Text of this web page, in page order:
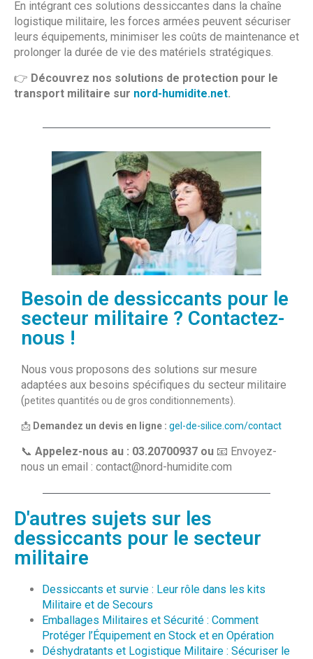
En intégrant ces solutions dessiccantes dans la chaîne
logistique militaire, les forces armées peuvent sécuriser
leurs équipements, minimiser les coûts de maintenance et
prolonger la durée de vie des matériels stratégiques.
👉 Découvrez nos solutions de protection pour le
transport militaire sur nord-humidite.net.
Besoin de dessiccants pour le
secteur militaire ? Contactez-
nous !​
Nous vous proposons des solutions sur mesure
adaptées aux besoins spécifiques du secteur militaire
(petites quantités ou de gros conditionnements)
📩 Demandez un devis en ligne : gel-de-silice.com/contact
📞 Appelez-nous au : 03.20700937 ou 📧 Envoyez-
nous un email : contact@nord-humidite.com
D'autres sujets sur les
dessiccants pour le secteur
militaire
Dessiccants et survie : Leur rôle dans les kits
Militaire et de Secours
Emballages Militaires et Sécurité : Comment
Protéger l’Équipement en Stock et en Opération
Déshydratants et Logistique Militaire : Sécuriser le